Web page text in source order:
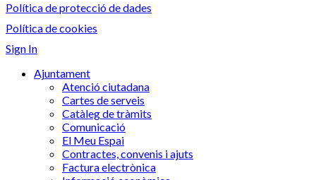
Política de protecció de dades
Política de cookies
Sign In
Ajuntament
Atenció ciutadana
Cartes de serveis
Catàleg de tràmits
Comunicació
El Meu Espai
Contractes, convenis i ajuts
Factura electrònica